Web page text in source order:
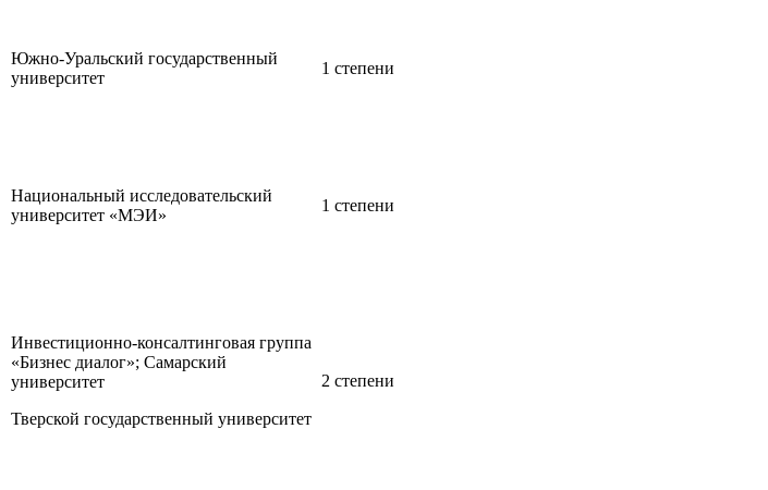
Южно-Уральский государственный
университет
1 степени
Национальный исследовательский
университет «МЭИ»
1 степени
Инвестиционно-консалтинговая группа
«Бизнес диалог»; Самарский
университет
Тверской государственный университет
2 степени